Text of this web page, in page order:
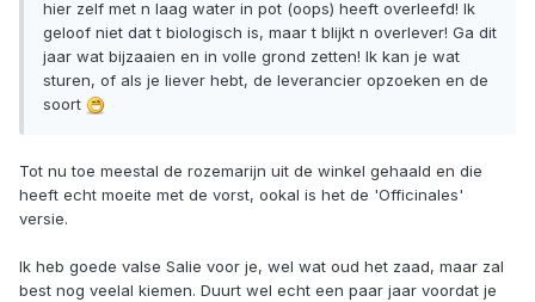
hier zelf met n laag water in pot (oops) heeft overleefd! Ik
geloof niet dat t biologisch is, maar t blijkt n overlever! Ga dit
jaar wat bijzaaien en in volle grond zetten! Ik kan je wat
sturen, of als je liever hebt, de leverancier opzoeken en de
soort
Tot nu toe meestal de rozemarijn uit de winkel gehaald en die
heeft echt moeite met de vorst, ookal is het de 'Officinales'
versie.
Ik heb goede valse Salie voor je, wel wat oud het zaad, maar zal
best nog veelal kiemen. Duurt wel echt een paar jaar voordat je